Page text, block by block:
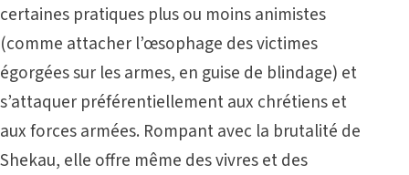
certaines pratiques plus ou moins animistes
(comme attacher l’œsophage des victimes
égorgées sur les armes, en guise de blindage) et
s’attaquer préférentiellement aux chrétiens et
aux forces armées. Rompant avec la brutalité de
Shekau, elle offre même des vivres et des